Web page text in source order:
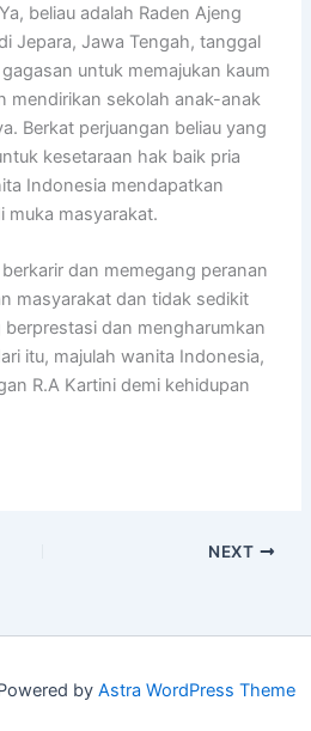
beliau adalah Raden Ajeng
Jepara, Jawa Tengah, tanggal
untuk memajukan kaum
mendirikan sekolah anak-anak
Berkat perjuangan beliau yang
kesetaraan hak baik pria
Indonesia mendapatkan
muka masyarakat.
dan memegang peranan
masyarakat dan tidak sedikit
dan mengharumkan
itu, majulah wanita Indonesia,
R.A Kartini demi kehidupan
NEXT
by Astra WordPress Theme